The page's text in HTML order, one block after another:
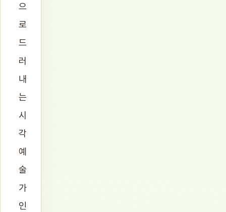
으
로
드
러
내
는
시
각
예
술
가
인